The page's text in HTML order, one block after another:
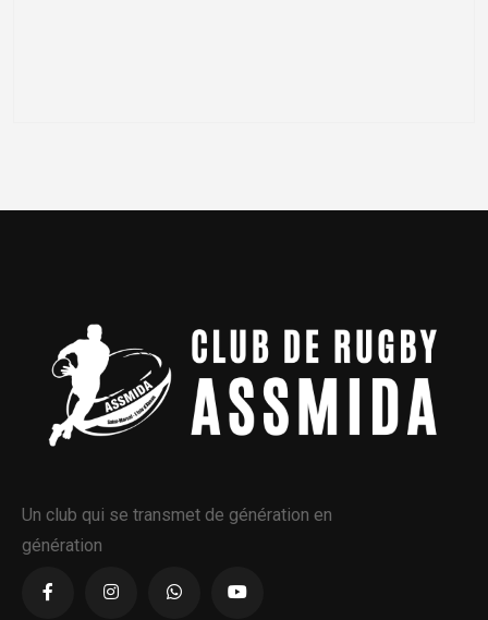
Un club qui se transmet de génération en
génération